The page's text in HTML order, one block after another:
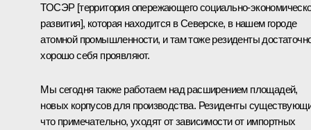
ТОСЭР [территория опережающего социально-
развития], которая находится в Северске, в нашем городе
атомной промышленности, и там тоже резиденты
хорошо себя проявляют.
Мы сегодня также работаем над расширением площадей,
новых корпусов для производства. Резиденты
что примечательно, уходят от зависимости от импортных